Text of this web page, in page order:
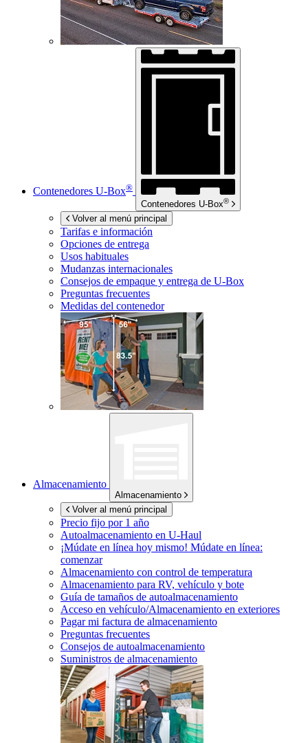
Contenedores U-Box®
Contenedores U-Box®
Volver al menú principal
Tarifas e información
Opciones de entrega
Usos habituales
Mudanzas internacionales
Consejos de empaque y entrega de U-Box
Preguntas frecuentes
Medidas del contenedor
Almacenamiento
Almacenamiento
Volver al menú principal
Precio fijo por 1 año
Autoalmacenamiento en U-Haul
¡Múdate en línea hoy mismo! Múdate en línea:
comenzar
Almacenamiento con control de temperatura
Almacenamiento para RV, vehículo y bote
Guía de tamaños de autoalmacenamiento
Acceso en vehículo/Almacenamiento en exteriores
Pagar mi factura de almacenamiento
Preguntas frecuentes
Consejos de autoalmacenamiento
Suministros de almacenamiento